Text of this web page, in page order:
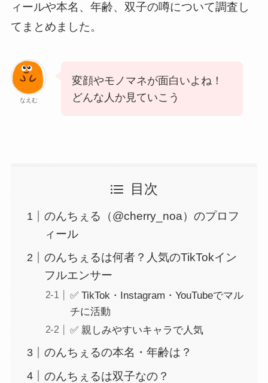
ィールや本名、年齢、双子の噂について調査し
てまとめました。
なえむ
変顔やモノマネが面白いよね！
どんな人か見ていこう
目次
のんちぇる（@cherry_noa）のプロフ
ィール
のんちぇるは何者？人気のTikTokイン
フルエンサー
✅ TikTok・Instagram・YouTubeでマル
チに活動
✅ 親しみやすいキャラで人気
のんちぇるの本名・年齢は？
のんちぇるは双子なの？